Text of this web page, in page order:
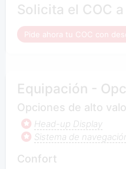
Solicita el COC
Pide ahora tu COC con
Equipación -
Opciones de alto
Head-up Display
Sistema de
Confort